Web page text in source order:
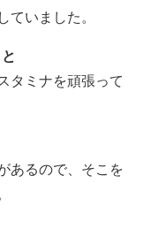
ていました。
タミナを頑張って
あるので、そこを